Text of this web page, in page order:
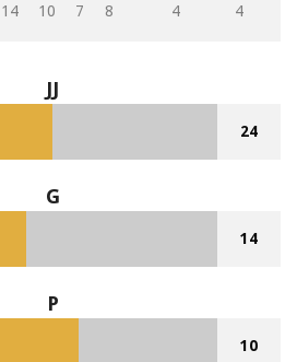
14 10 7 8 4 4
JJ
24
G
14
P
10